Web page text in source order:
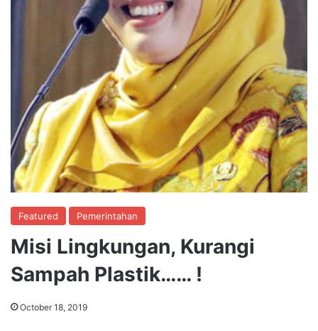
Featured Pemerintahan
Misi Lingkungan, Kurangi
Sampah Plastik…… !
October 18, 2019